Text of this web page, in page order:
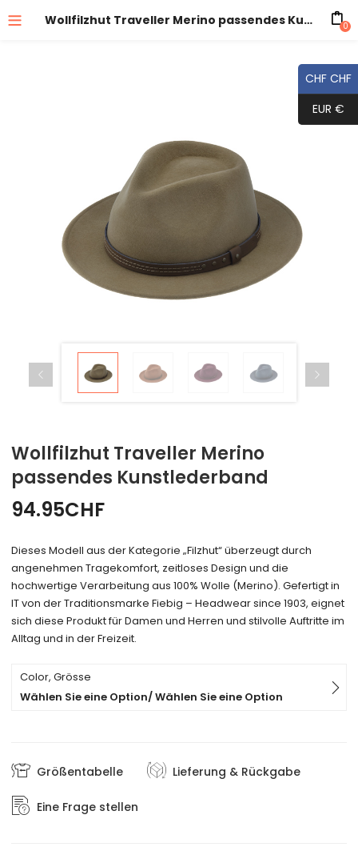
Wollfilzhut Traveller Merino passendes Kunstlederband 0
Wollfilzhut Traveller Merino
passendes Kunstlederband
94.95CHF
Dieses Modell aus der Kategorie „Filzhut“ überzeugt durch
angenehmen Tragekomfort, zeitloses Design und die
hochwertige Verarbeitung aus 100% Wolle (Merino). Gefertigt in
IT von der Traditionsmarke Fiebig – Headwear since 1903, eignet
sich diese Produkt für Damen und Herren und stilvolle Auftritte im
Alltag und in der Freizeit.
Color, Grösse
Wählen Sie eine Option/ Wählen Sie eine Option
Größentabelle Lieferung & Rückgabe
Eine Frage stellen
CHF CHF
EUR €